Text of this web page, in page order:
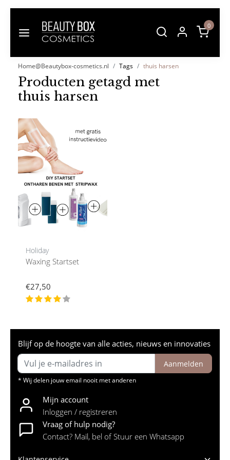
0
Home@Beautybox-cosmetics.nl Tags thuis harsen
Producten getagd met
thuis harsen
Holiday
Waxing Startset
€27,50
Blijf op de hoogte van alle acties, nieuws en innovaties
Aanmelden
* Wij delen jouw email nooit met anderen
Mijn account
Inloggen / registreren
Vraag of hulp nodig?
Contact? Mail, bel of Stuur een Whatsapp